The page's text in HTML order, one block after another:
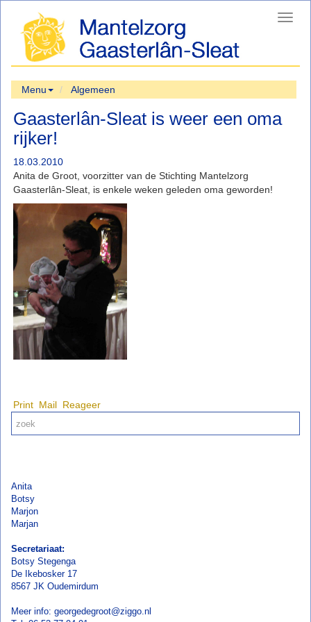
Menu Algemeen
Gaasterlân-Sleat is weer een oma
rijker!
18.03.2010
Anita de Groot, voorzitter van de Stichting Mantelzorg
Gaasterlân-Sleat, is enkele weken geleden oma geworden!
Print Mail Reageer
Anita
Botsy
Marjon
Marjan
Secretariaat:
Botsy Stegenga
De Ikebosker 17
8567 JK Oudemirdum
Meer info: georgedegroot@ziggo.nl